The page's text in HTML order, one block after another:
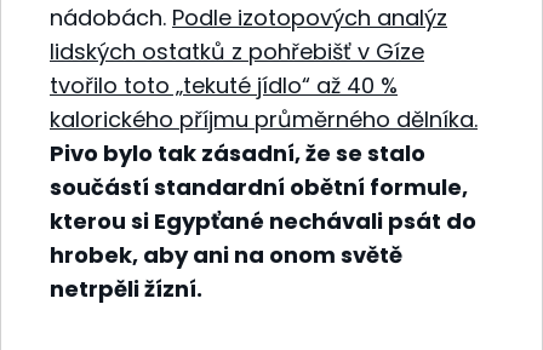
nádobách. Podle izotopových analýz
lidských ostatků z pohřebišť v Gíze
tvořilo toto „tekuté jídlo“ až 40 %
kalorického příjmu průměrného dělníka.
Pivo bylo tak zásadní, že se stalo
součástí standardní obětní formule,
kterou si Egypťané nechávali psát do
hrobek, aby ani na onom světě
netrpěli žízní.